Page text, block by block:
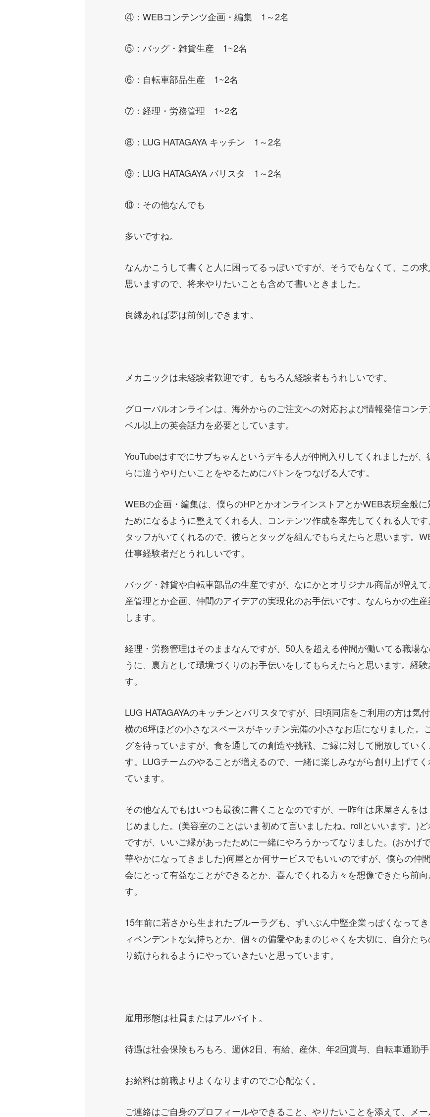
④：WEBコンテンツ企画・編集 1～2名
⑤：バッグ・雑貨生産 1~2名
⑥：自転車部品生産 1~2名
⑦：経理・労務管理 1~2名
⑧：LUG HATAGAYA キッチン 1～2名
⑨：LUG HATAGAYA バリスタ 1～2名
⑩：その他なんでも
多いですね。
なんかこうして書くと人に困ってるっぽいですが、そうでもなくて、この
思いますので、将来やりたいことも含めて書いときました。
良縁あれば夢は前倒しできます。
メカニックは未経験者歓迎です。もちろん経験者もうれしいです。
グローバルオンラインは、海外からのご注文への対応および情報発信コン
ベル以上の英会話力を必要としています。
YouTubeはすでにサブちゃんというデキる人が仲間入りしてくれましたが
らに違うやりたいことをやるためにバトンをつなげる人です。
WEBの企画・編集は、僕らのHPとかオンラインストアとかWEB表現全般
ためになるように整えてくれる人、コンテンツ作成を率先してくれる人で
タッフがいてくれるので、彼らとタッグを組んでもらえたらと思います。
仕事経験者だとうれしいです。
バッグ・雑貨や自転車部品の生産ですが、なにかとオリジナル商品が増え
産管理とか企画、仲間のアイデアの実現化のお手伝いです。なんらかの生
します。
経理・労務管理はそのままなんですが、50人を超える仲間が働いてる職場
うに、裏方として環境づくりのお手伝いをしてもらえたらと思います。経
す。
LUG HATAGAYAのキッチンとバリスタですが、日頃同店をご利用の方は気
横の6坪ほどの小さなスペースがキッチン完備の小さなお店になりました。
グを待っていますが、食を通しての創造や挑戦、ご縁に対して開放してい
す。LUGチームのやることが増えるので、一緒に楽しみながら創り上げて
ています。
その他なんでもはいつも最後に書くことなのですが、一昨年は床屋さんを
じめました。(美容室のことはいま初めて言いましたね。rollといいます。)
ですが、いいご縁があったために一緒にやろうかってなりました。(おかげ
華やかになってきました)何屋とか何サービスでもいいのですが、僕らの仲
会にとって有益なことができるとか、喜んでくれる方々を想像できたら前
す。
15年前に若さから生まれたブルーラグも、ずいぶん中堅企業っぽくなって
ィペンデントな気持ちとか、個々の偏愛やあまのじゃくを大切に、自分た
り続けられるようにやっていきたいと思っています。
雇用形態は社員またはアルバイト。
待遇は社会保険もろもろ、週休2日、有給、産休、年2回賞与、自転車通勤手
お給料は前職よりよくなりますのでご心配なく。
ご連絡はご自身のプロフィールやできること、やりたいことを添えて、メー